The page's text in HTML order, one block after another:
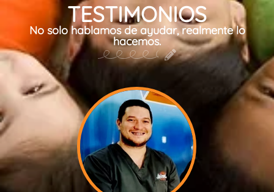
TESTIMONIOS
No solo hablamos de ayudar, realmente lo
hacemos.